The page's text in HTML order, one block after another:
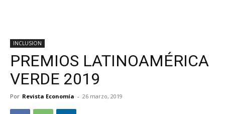
INCLUSION
PREMIOS LATINOAMÉRICA
VERDE 2019
Por Revista Economía - 26 marzo, 2019